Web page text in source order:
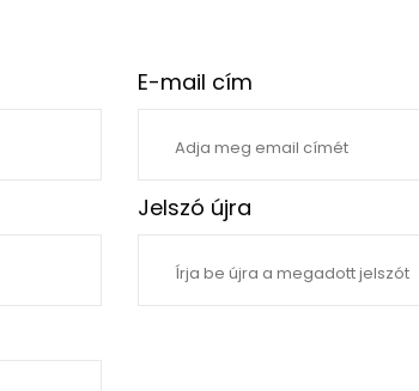
E-mail cím
Jelszó újra